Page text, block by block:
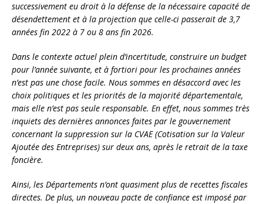
successivement eu droit à la défense de la nécessaire capacité de
désendettement et à la projection que celle-ci passerait de 3,7
années fin 2022 à 7 ou 8 ans fin 2026.
Dans le contexte actuel plein d’incertitude, construire un budget
pour l’année suivante, et à fortiori pour les prochaines années
n’est pas une chose facile. Nous sommes en désaccord avec les
choix politiques et les priorités de la majorité départementale,
mais elle n’est pas seule responsable. En effet, nous sommes très
inquiets des dernières annonces faites par le gouvernement
concernant la suppression sur la CVAE (Cotisation sur la Valeur
Ajoutée des Entreprises) sur deux ans, après le retrait de la taxe
foncière.
Ainsi, les Départements n’ont quasiment plus de recettes fiscales
directes. De plus, un nouveau pacte de confiance est imposé par